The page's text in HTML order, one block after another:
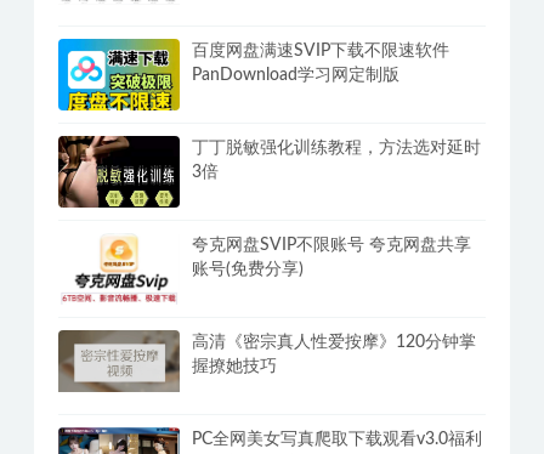
百度网盘满速SVIP下载不限速软件
PanDownload学习网定制版
丁丁脱敏强化训练教程，方法选对延时
3倍
夸克网盘SVIP不限账号 夸克网盘共享
账号(免费分享)
高清《密宗真人性爱按摩》120分钟掌
握撩她技巧
PC全网美女写真爬取下载观看v3.0福利